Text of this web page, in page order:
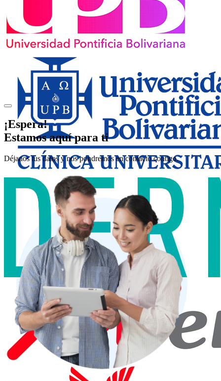
¡Espera!
Estamos aquí para ti
Déjanos tus datos y nos pondremos en contacto contigo.